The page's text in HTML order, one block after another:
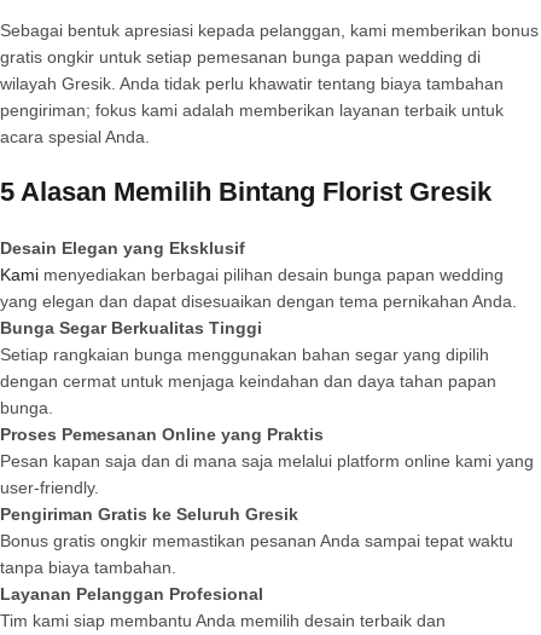
Sebagai bentuk apresiasi kepada pelanggan, kami memberikan bonus
gratis ongkir untuk setiap pemesanan bunga papan wedding di
wilayah Gresik. Anda tidak perlu khawatir tentang biaya tambahan
pengiriman; fokus kami adalah memberikan layanan terbaik untuk
acara spesial Anda.
5 Alasan Memilih Bintang Florist Gresik
Desain Elegan yang Eksklusif
Kami menyediakan berbagai pilihan desain bunga papan wedding
yang elegan dan dapat disesuaikan dengan tema pernikahan Anda.
Bunga Segar Berkualitas Tinggi
Setiap rangkaian bunga menggunakan bahan segar yang dipilih
dengan cermat untuk menjaga keindahan dan daya tahan papan
bunga.
Proses Pemesanan Online yang Praktis
Pesan kapan saja dan di mana saja melalui platform online kami yang
user-friendly.
Pengiriman Gratis ke Seluruh Gresik
Bonus gratis ongkir memastikan pesanan Anda sampai tepat waktu
tanpa biaya tambahan.
Layanan Pelanggan Profesional
Tim kami siap membantu Anda memilih desain terbaik dan